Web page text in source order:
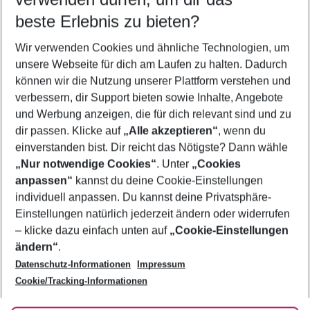
5-8 Nächte
2 Erwachsene Keine Kinder
Mehr Filter anzeigen
Footer
Footer navigation
Über uns
AGB
Bestpreisgarantie
Cookie-Einstellungen ändern
Cookie-Richtlinie
Agenturbetreuung
Barrierefreies Reisen
Folge uns
beste Erlebnis zu bieten?
Wir verwenden Cookies und ähnliche Technologien, um
unsere Webseite für dich am Laufen zu halten. Dadurch
können wir die Nutzung unserer Plattform verstehen und
verbessern, dir Support bieten sowie Inhalte, Angebote
und Werbung anzeigen, die für dich relevant sind und zu
dir passen. Klicke auf „Alle akzeptieren“, wenn du
einverstanden bist. Dir reicht das Nötigste? Dann wähle
„Nur notwendige Cookies“. Unter „Cookies
anpassen“ kannst du deine Cookie-Einstellungen
individuell anpassen. Du kannst deine Privatsphäre-
Einstellungen natürlich jederzeit ändern oder widerrufen
– klicke dazu einfach unten auf „Cookie-Einstellungen
ändern“.
Datenschutz-Informationen
Impressum
Cookie/Tracking-Informationen